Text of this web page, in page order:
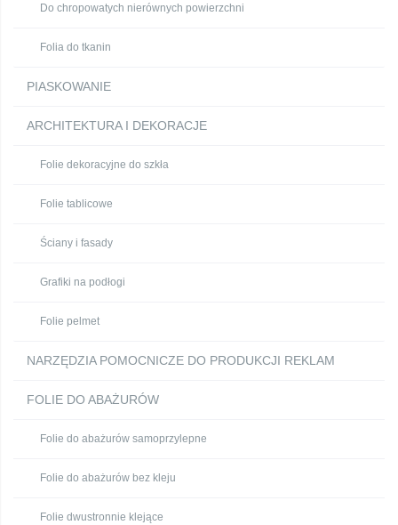
Do chropowatych nierównych powierzchni
Folia do tkanin
PIASKOWANIE
ARCHITEKTURA I DEKORACJE
Folie dekoracyjne do szkła
Folie tablicowe
Ściany i fasady
Grafiki na podłogi
Folie pelmet
NARZĘDZIA POMOCNICZE DO PRODUKCJI REKLAM
FOLIE DO ABAŻURÓW
Folie do abażurów samoprzylepne
Folie do abażurów bez kleju
Folie dwustronnie klejące